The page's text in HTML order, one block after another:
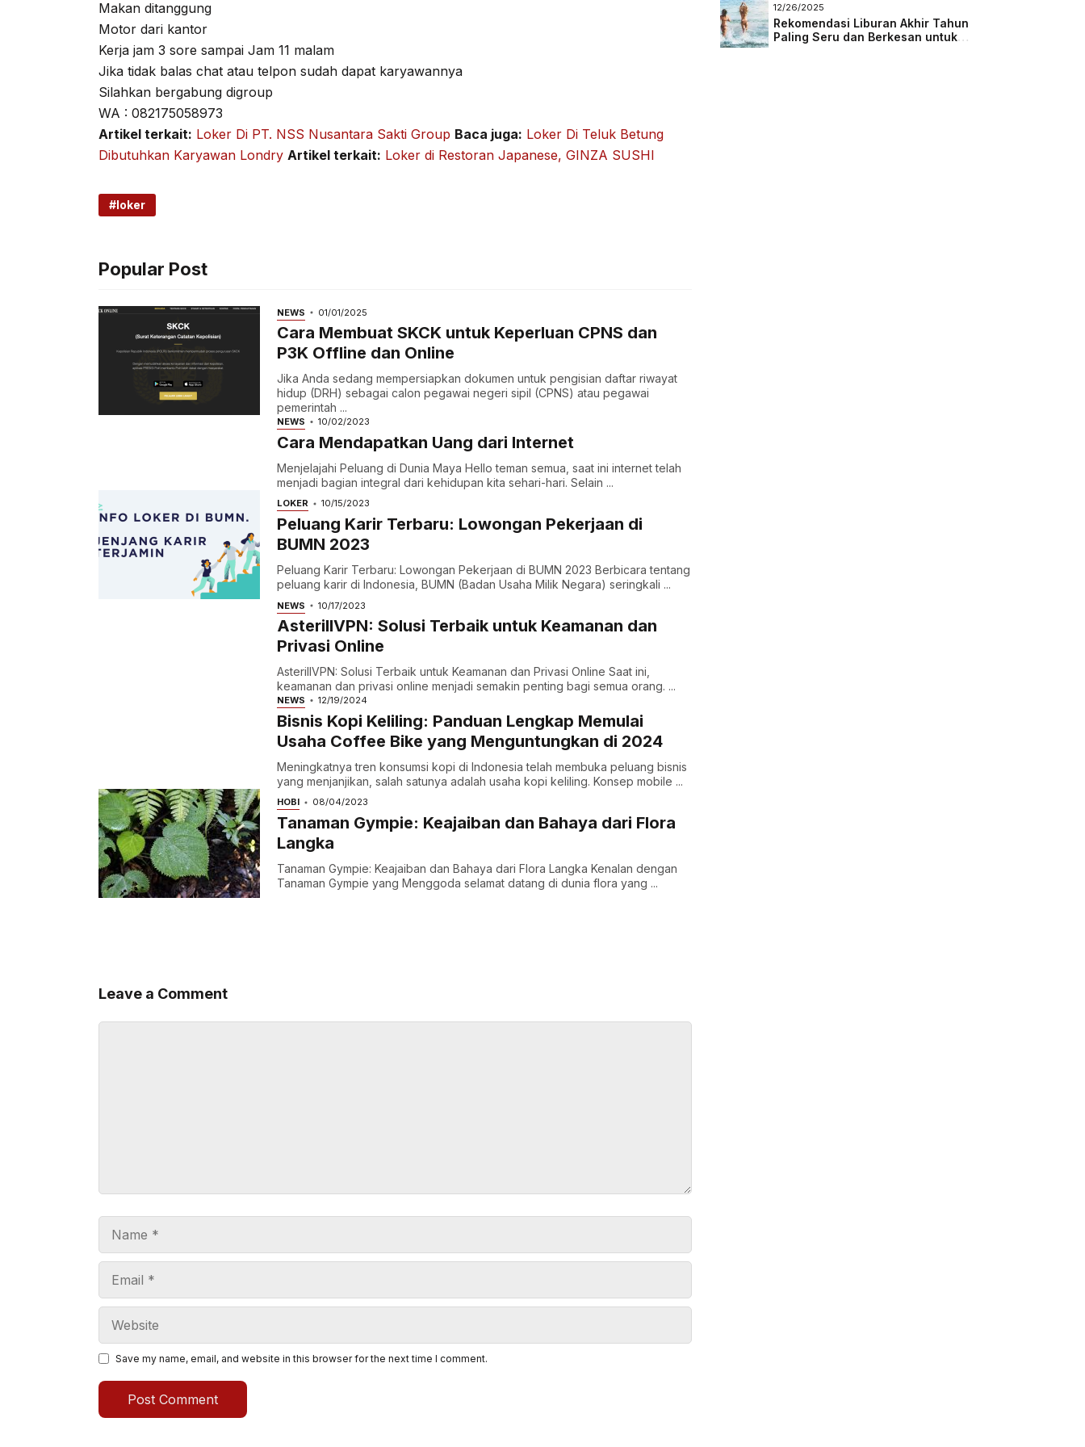
Makan ditanggung
Motor dari kantor
Kerja jam 3 sore sampai Jam 11 malam
Jika tidak balas chat atau telpon sudah dapat karyawannya
Silahkan bergabung digroup
WA : 082175058973
Artikel terkait: Loker Di PT. NSS Nusantara Sakti Group Baca juga: Loker Di Teluk Betung
Dibutuhkan Karyawan Londry Artikel terkait: Loker di Restoran Japanese, GINZA SUSHI
loker
Popular Post
NEWS 01/01/2025
Cara Membuat SKCK untuk Keperluan CPNS dan
P3K Offline dan Online
Jika Anda sedang mempersiapkan dokumen untuk pengisian daftar riwayat
hidup (DRH) sebagai calon pegawai negeri sipil (CPNS) atau pegawai
pemerintah ...
NEWS 10/02/2023
Cara Mendapatkan Uang dari Internet
Menjelajahi Peluang di Dunia Maya Hello teman semua, saat ini internet telah
menjadi bagian integral dari kehidupan kita sehari-hari. Selain ...
LOKER 10/15/2023
Peluang Karir Terbaru: Lowongan Pekerjaan di
BUMN 2023
Peluang Karir Terbaru: Lowongan Pekerjaan di BUMN 2023 Berbicara tentang
peluang karir di Indonesia, BUMN (Badan Usaha Milik Negara) seringkali ...
NEWS 10/17/2023
AsterillVPN: Solusi Terbaik untuk Keamanan dan
Privasi Online
AsterillVPN: Solusi Terbaik untuk Keamanan dan Privasi Online Saat ini,
keamanan dan privasi online menjadi semakin penting bagi semua orang. ...
NEWS 12/19/2024
Bisnis Kopi Keliling: Panduan Lengkap Memulai
Usaha Coffee Bike yang Menguntungkan di 2024
Meningkatnya tren konsumsi kopi di Indonesia telah membuka peluang bisnis
yang menjanjikan, salah satunya adalah usaha kopi keliling. Konsep mobile ...
HOBI 08/04/2023
Tanaman Gympie: Keajaiban dan Bahaya dari Flora
Langka
Tanaman Gympie: Keajaiban dan Bahaya dari Flora Langka Kenalan dengan
Tanaman Gympie yang Menggoda selamat datang di dunia flora yang ...
Leave a Comment
Save my name, email, and website in this browser for the next time I comment.
12/26/2025
Rekomendasi Liburan Akhir Tahun
Paling Seru dan Berkesan untuk